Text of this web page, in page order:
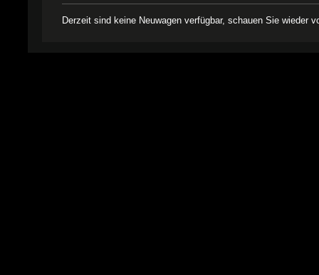
Derzeit sind keine Neuwagen verfügbar, schauen Sie wieder